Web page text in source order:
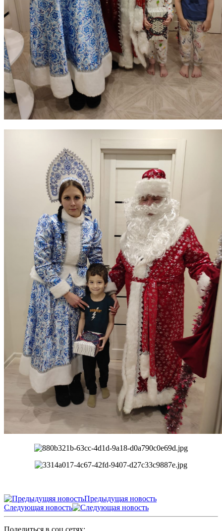
Предыдущая новость
Следующая новость